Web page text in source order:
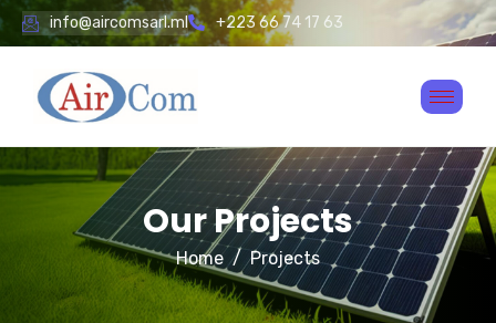
info@aircomsarl.ml +223 66 74 17 63
Our Projects
Home Projects